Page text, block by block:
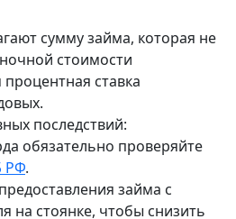
сумму займа, которая не
стоимости
ставка
последствий:
обязательно проверяйте
РФ.
займа с
на стоянке, чтобы снизить